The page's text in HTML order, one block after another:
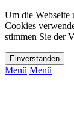
Um die Webseite
Cookies
stimmen Sie der
Menü Menü